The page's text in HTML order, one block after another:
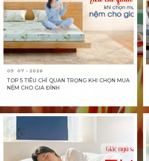
09 07 - 2026
TOP 5 TIÊU CHÍ QUAN TRỌNG KHI CHỌN MUA
NỆM CHO GIA ĐÌNH